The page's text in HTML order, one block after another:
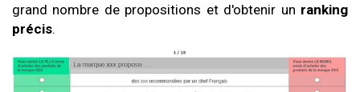
grand nombre de propositions et d'obtenir un ranking
précis.